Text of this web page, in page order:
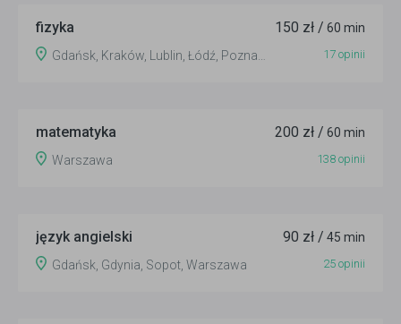
fizyka 150 zł / 60 min
17 opinii
matematyka 200 zł / 60 min
Warszawa
138 opinii
język angielski 90 zł / 45 min
Gdańsk, Gdynia, Sopot, Warszawa
25 opinii